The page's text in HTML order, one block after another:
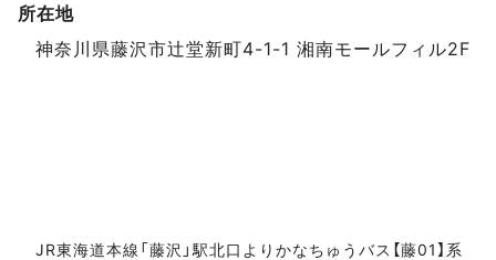
スポットデータ
所在地
神奈川県藤沢市辻堂新町4-1-1 湘南モールフィル2F
JR東海道本線「藤沢」駅北口よりかなちゅうバス【藤01】系